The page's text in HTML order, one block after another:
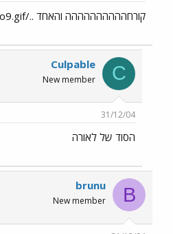
קורחהההההההההה והאחד ../images/Emo9.gif
C
Culpable
New member
31/12/04
הסוד של לאורה
B
brunu
New member